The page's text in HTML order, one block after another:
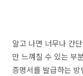
알고 나면 너무나 간
만 느껴질 수 있는 부
증명서를 발급하는